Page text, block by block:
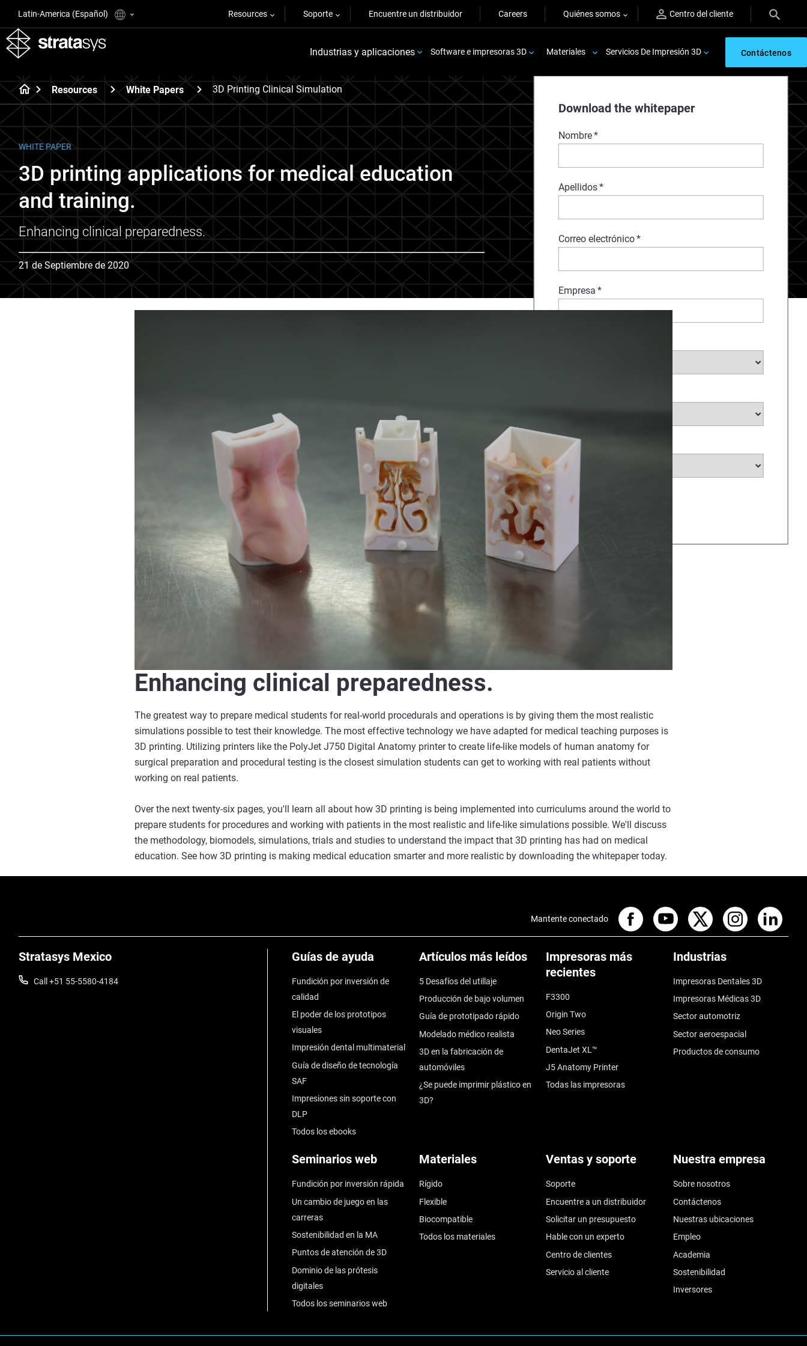
Latin-America (Español) Resources Soporte Encuentre un distribuidor Careers Quiénes somos Centro del cliente
Industrias y aplicaciones Software e impresoras 3D Materiales Servicios De Impresión 3D Contáctenos
Resources White Papers 3D Printing Clinical Simulation
Download the whitepaper
Nombre*
Apellidos*
Correo electrónico*
Empresa *
País
WHITE PAPER
3D printing applications for medical education
and training.
Enhancing clinical preparedness.
21 de Septiembre de 2020
Enhancing clinical preparedness.
The greatest way to prepare medical students for real-world procedurals and operations is by giving them the most realistic
simulations possible to test their knowledge. The most effective technology we have adapted for medical teaching purposes is
3D printing. Utilizing printers like the PolyJet J750 Digital Anatomy printer to create life-like models of human anatomy for
surgical preparation and procedural testing is the closest simulation students can get to working with real patients without
working on real patients.
Over the next twenty-six pages, you'll learn all about how 3D printing is being implemented into curriculums around the world to
prepare students for procedures and working with patients in the most realistic and life-like simulations possible. We'll discuss
the methodology, biomodels, simulations, trials and studies to understand the impact that 3D printing has had on medical
education. See how 3D printing is making medical education smarter and more realistic by downloading the whitepaper today.
Stratasys Mexico
Call +51 55-5580-4184
Guías de ayuda
Fundición por inversión de
calidad
El poder de los prototipos
visuales
Impresión dental multimaterial
Guía de diseño de tecnología
SAF
Impresiones sin soporte con
DLP
Todos los ebooks
Artículos más leídos
5 Desafíos del utillaje
Producción de bajo volumen
Guía de prototipado rápido
Modelado médico realista
3D en la fabricación de
automóviles
¿Se puede imprimir plástico en
3D?
Impresoras más
recientes
F3300
Origin Two
Neo Series
DentaJet XL™
J5 Anatomy Printer
Todas las impresoras
Industrias
Impresoras Dentales 3D
Impresoras Médicas 3D
Sector automotriz
Sector aeroespacial
Productos de consumo
Seminarios web
Fundición por inversión rápida
Un cambio de juego en las
carreras
Sostenibilidad en la MA
Puntos de atención de 3D
Dominio de las prótesis
digitales
Todos los seminarios web
Materiales
Rígido
Flexible
Biocompatible
Todos los materiales
Ventas y soporte
Soporte
Encuentre a un distribuidor
Solicitar un presupuesto
Hable con un experto
Centro de clientes
Servicio al cliente
Nuestra empresa
Sobre nosotros
Contáctenos
Nuestras ubicaciones
Empleo
Academia
Sostenibilidad
Inversores
Mantente conectado